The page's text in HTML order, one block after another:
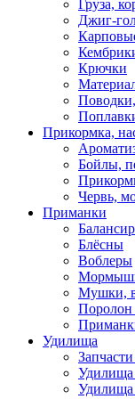
Груза,
Джиг-
Крючки
Прикормка,
Бойлы,
Червь,
Приманки
Блёсны
Воблеры
Мушки,
Удилища
Удилища
Удилища